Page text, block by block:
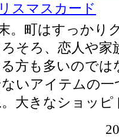
スマスカード
。町はすっかり
そろ、恋人や家
方も多いので
いアイテムの
。大きなショッ